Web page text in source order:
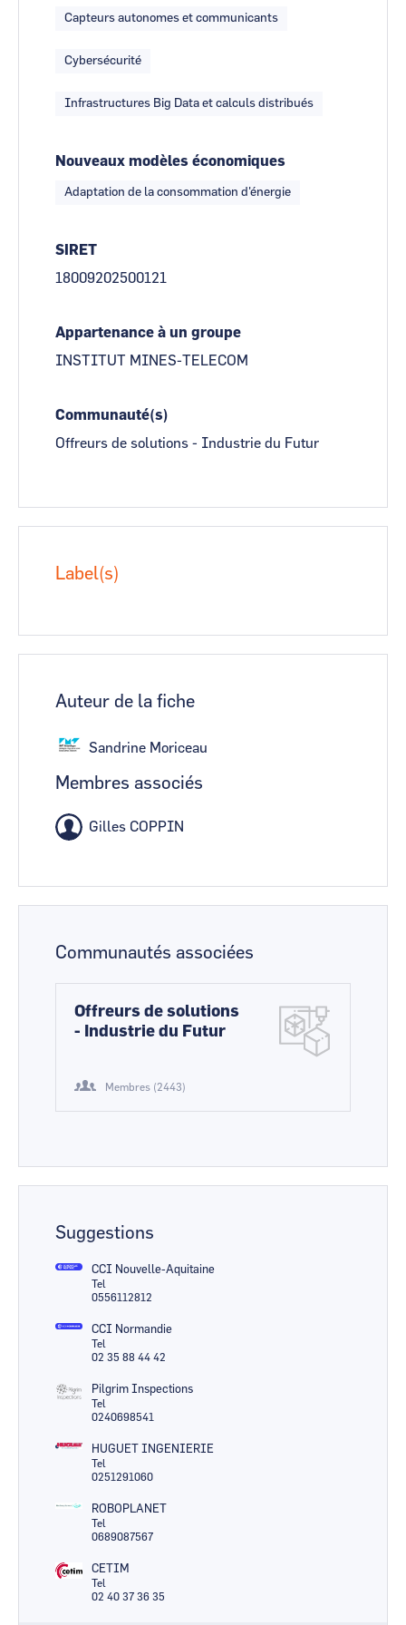
Capteurs autonomes et communicants
Cybersécurité
Infrastructures Big Data et calculs distribués
Nouveaux modèles économiques
Adaptation de la consommation d'énergie
SIRET
18009202500121
Appartenance à un groupe
INSTITUT MINES-TELECOM
Communauté(s)
Offreurs de solutions - Industrie du Futur
Label(s)
Auteur de la fiche
Sandrine Moriceau
Membres associés
Gilles COPPIN
Communautés associées
Offreurs de solutions
- Industrie du Futur
Membres (2443)
Suggestions
CCI Nouvelle-Aquitaine
Tel
0556112812
CCI Normandie
Tel
02 35 88 44 42
Pilgrim Inspections
Tel
0240698541
HUGUET INGENIERIE
Tel
0251291060
ROBOPLANET
Tel
0689087567
CETIM
Tel
02 40 37 36 35